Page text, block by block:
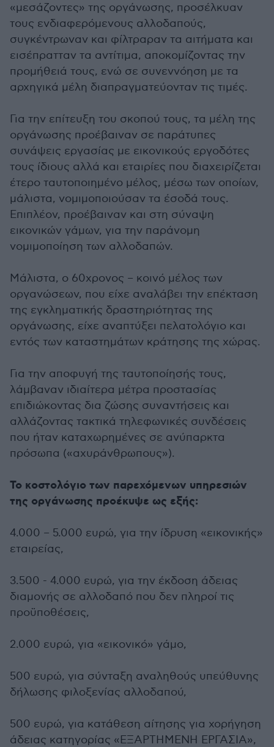
«μεσάζοντες» της οργάνωσης, προσέλκυαν
τους ενδιαφερόμενους αλλοδαπούς,
συγκέντρωναν και φίλτραραν τα αιτήματα και
εισέπρατταν τα αντίτιμα, αποκομίζοντας την
προμήθειά τους, ενώ σε συνεννόηση με τα
αρχηγικά μέλη διαπραγματεύονταν τις τιμές.
Για την επίτευξη του σκοπού τους, τα μέλη της
οργάνωσης προέβαιναν σε παράτυπες
συνάψεις εργασίας με εικονικούς εργοδότες
τους ίδιους αλλά και εταιρίες που διαχειρίζεται
έτερο ταυτοποιημένο μέλος, μέσω των οποίων,
μάλιστα, νομιμοποιούσαν τα έσοδά τους.
Επιπλέον, προέβαιναν και στη σύναψη
εικονικών γάμων, για την παράνομη
νομιμοποίηση των αλλοδαπών.
Μάλιστα, ο 60χρονος – κοινό μέλος των
οργανώσεων, που είχε αναλάβει την επέκταση
της εγκληματικής δραστηριότητας της
οργάνωσης, είχε αναπτύξει πελατολόγιο και
εντός των καταστημάτων κράτησης της χώρας.
Για την αποφυγή της ταυτοποίησής τους,
λάμβαναν ιδιαίτερα μέτρα προστασίας
επιδιώκοντας δια ζώσης συναντήσεις και
αλλάζοντας τακτικά τηλεφωνικές συνδέσεις
που ήταν καταχωρημένες σε ανύπαρκτα
πρόσωπα («αχυράνθρωπους»).
Το κοστολόγιο των παρεχόμενων υπηρεσιών
της οργάνωσης προέκυψε ως εξής:
4.000 – 5.000 ευρώ, για την ίδρυση «εικονικής»
εταιρείας,
3.500 - 4.000 ευρώ, για την έκδοση άδειας
διαμονής σε αλλοδαπό που δεν πληροί τις
προϋποθέσεις,
2.000 ευρώ, για «εικονικό» γάμο,
500 ευρώ, για σύνταξη αναληθούς υπεύθυνης
δήλωσης φιλοξενίας αλλοδαπού,
500 ευρώ, για κατάθεση αίτησης για χορήγηση
άδειας κατηγορίας «ΕΞΑΡΤΗΜΕΝΗ ΕΡΓΑΣΙΑ»,